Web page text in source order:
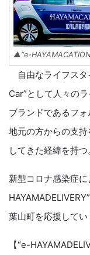
▲“e-
自由なライフスタ
Car”として人々の
ブランドであるフォ
地元の方からの支
してきた経緯を持つ
新型コロナ感染症
葉山町を応援してい
【“e-